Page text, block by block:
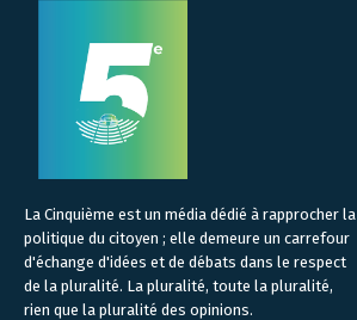
La Cinquième est un média dédié à rapprocher la
politique du citoyen ; elle demeure un carrefour
d'échange d'idées et de débats dans le respect
de la pluralité. La pluralité, toute la pluralité,
rien que la pluralité des opinions.